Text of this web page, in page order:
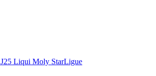
Liqui Moly StarLigue